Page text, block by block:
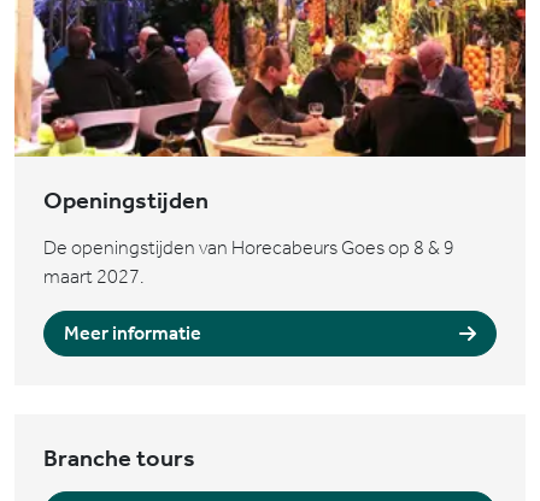
Openingstijden
De openingstijden van Horecabeurs Goes op 8 & 9
maart 2027.
Meer informatie
Branche tours